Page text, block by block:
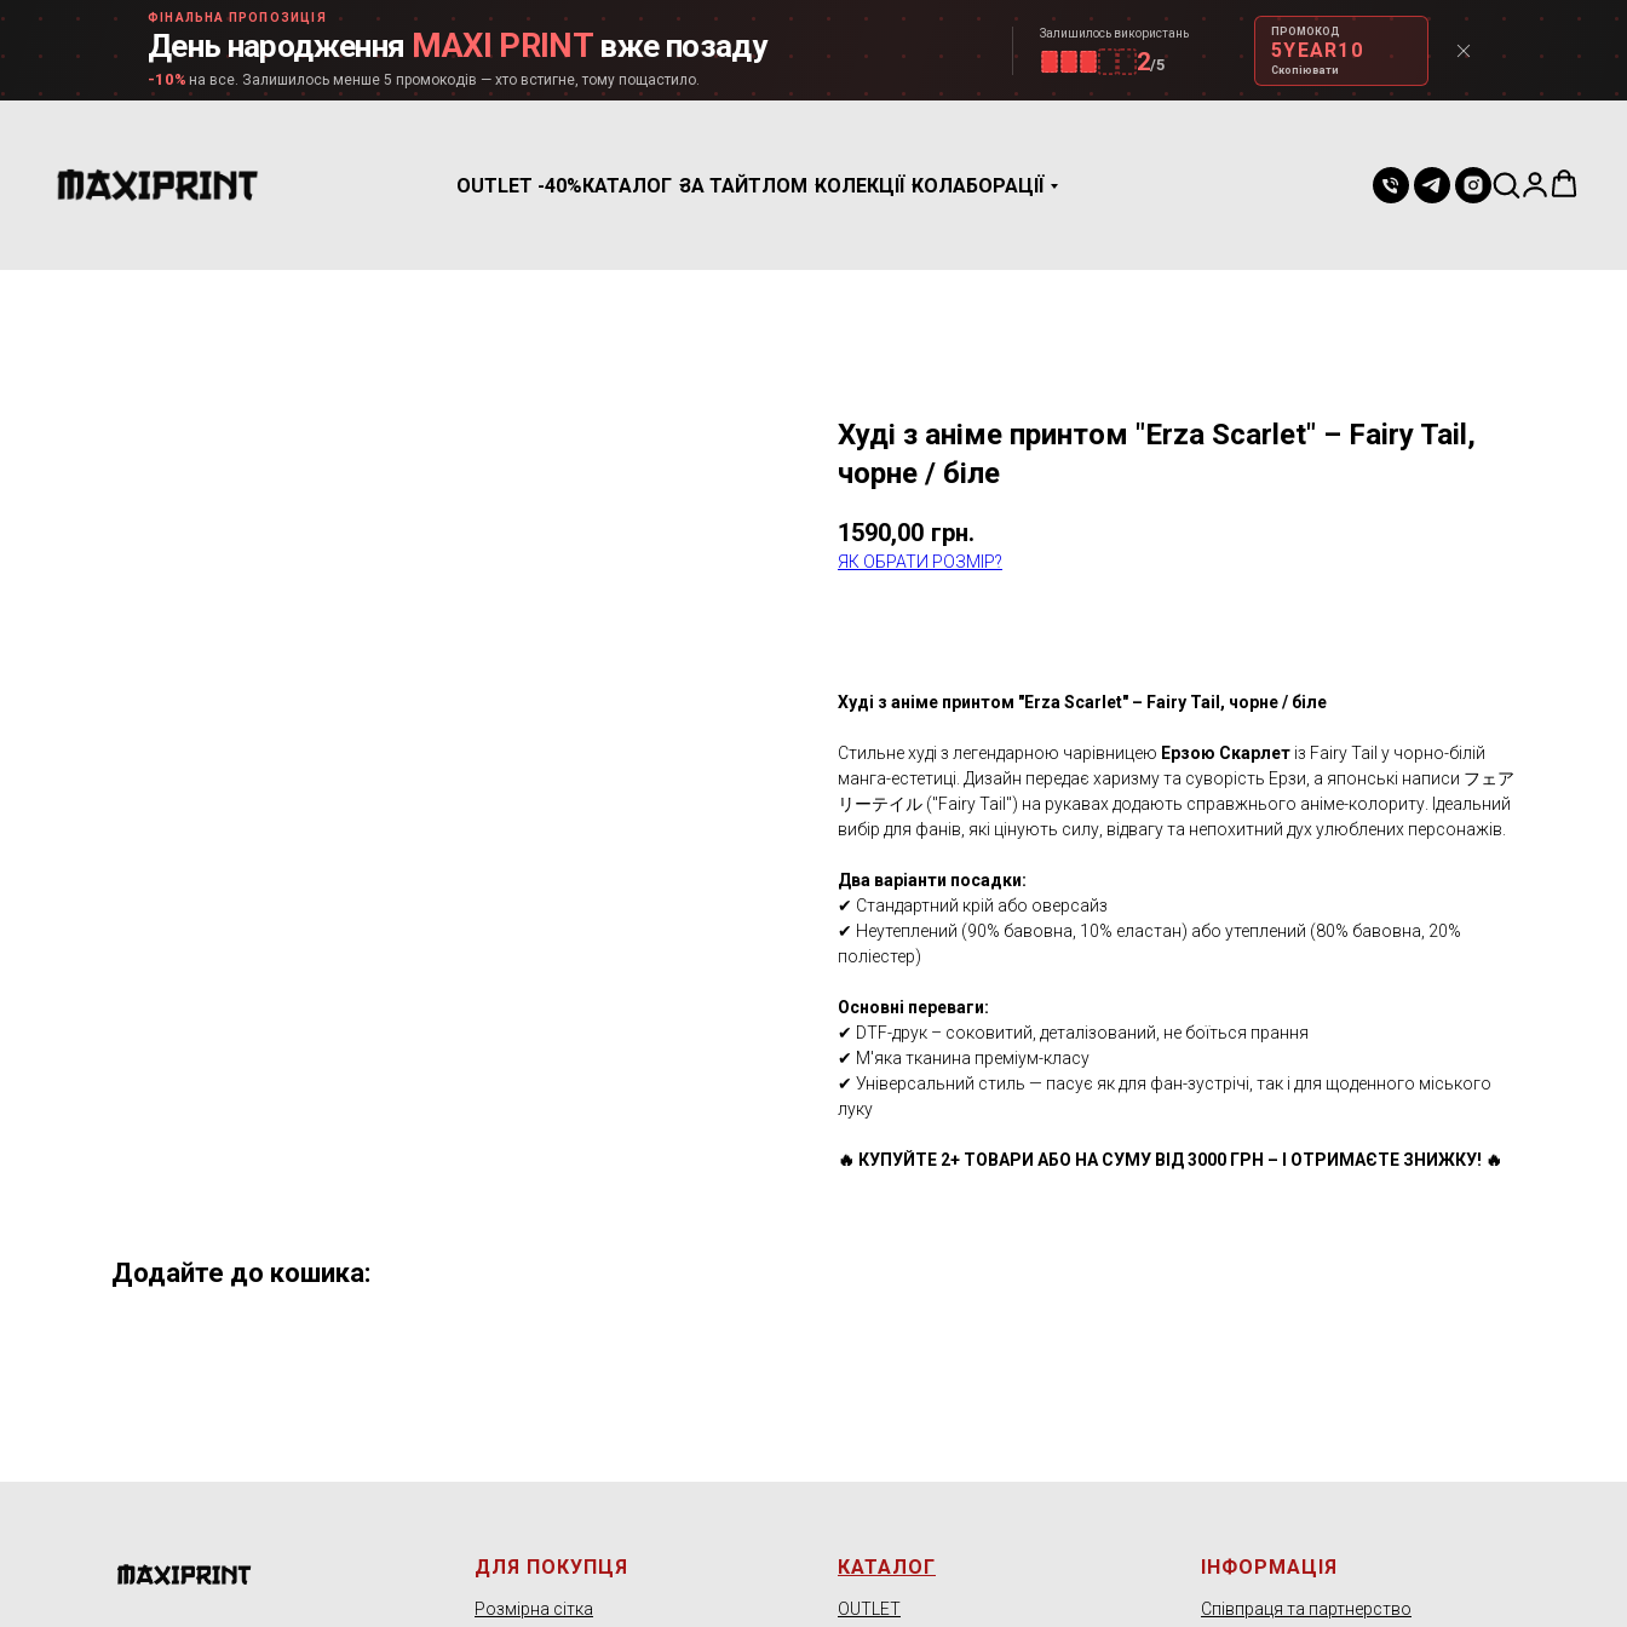
ФІНАЛЬНА ПРОПОЗИЦІЯ
День народження MAXI PRINT вже позаду
-10% на все. Залишилось менше 5 промокодів — хто встигне, тому пощастило.
Залишилось використань
2/5
ПРОМОКОД
5YEAR10
Скопіювати
OUTLET -40%КАТАЛОГ ЗА ТАЙТЛОМ КОЛЕКЦІЇ КОЛАБОРАЦІЇ
Худі з аніме принтом "Erza Scarlet" – Fairy Tail,
чорне / біле
1590,00 грн.
ЯК ОБРАТИ РОЗМІР?
Худі з аніме принтом "Erza Scarlet" – Fairy Tail, чорне / біле
Стильне худі з легендарною чарівницею Ерзою Скарлет із Fairy Tail у чорно-білій
манга-естетиці. Дизайн передає харизму та суворість Ерзи, а японські написи フェア
リーテイル ("Fairy Tail") на рукавах додають справжнього аніме-колориту. Ідеальний
вибір для фанів, які цінують силу, відвагу та непохитний дух улюблених персонажів.
Два варіанти посадки:
✔ Стандартний крій або оверсайз
✔ Неутеплений (90% бавовна, 10% еластан) або утеплений (80% бавовна, 20%
поліестер)
Основні переваги:
✔ DTF-друк – соковитий, деталізований, не боїться прання
✔ М'яка тканина преміум-класу
✔ Універсальний стиль — пасує як для фан-зустрічі, так і для щоденного міського
луку
🔥 КУПУЙТЕ 2+ ТОВАРИ АБО НА СУМУ ВІД 3000 ГРН – І ОТРИМАЄТЕ ЗНИЖКУ! 🔥
Додайте до кошика:
ДЛЯ ПОКУПЦЯ
Розмірна сітка
КАТАЛОГ
OUTLET
ІНФОРМАЦІЯ
Співпраця та партнерство